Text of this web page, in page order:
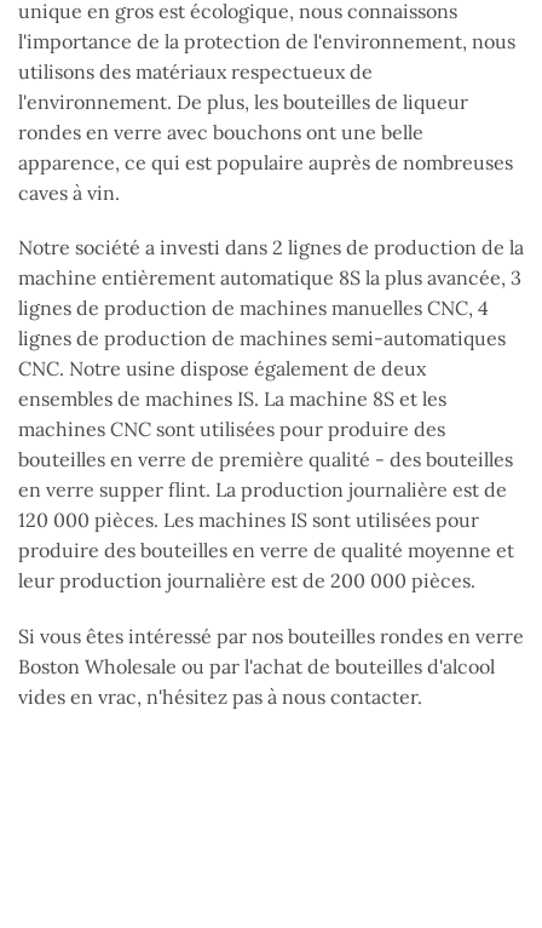
unique en gros est écologique, nous connaissons
l'importance de la protection de l'environnement, nous
utilisons des matériaux respectueux de
l'environnement. De plus, les bouteilles de liqueur
rondes en verre avec bouchons ont une belle
apparence, ce qui est populaire auprès de nombreuses
caves à vin.
Notre société a investi dans 2 lignes de production de la
machine entièrement automatique 8S la plus avancée, 3
lignes de production de machines manuelles CNC, 4
lignes de production de machines semi-automatiques
CNC. Notre usine dispose également de deux
ensembles de machines IS. La machine 8S et les
machines CNC sont utilisées pour produire des
bouteilles en verre de première qualité - des bouteilles
en verre supper flint. La production journalière est de
120 000 pièces. Les machines IS sont utilisées pour
produire des bouteilles en verre de qualité moyenne et
leur production journalière est de 200 000 pièces.
Si vous êtes intéressé par nos bouteilles rondes en verre
Boston Wholesale ou par l'achat de bouteilles d'alcool
vides en vrac, n'hésitez pas à nous contacter.